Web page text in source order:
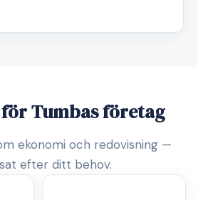
Tumbas företag
ekonomi och redovisning —
efter ditt behov.